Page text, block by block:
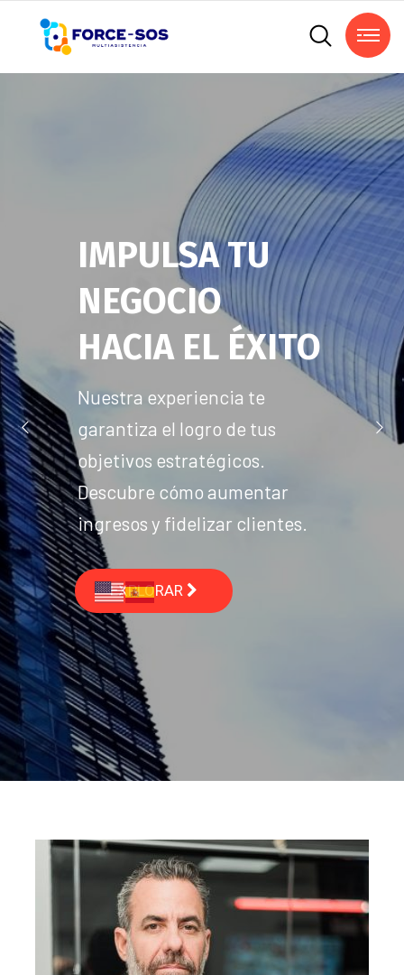
EXPLORAR
IMPULSA TU
NEGOCIO
HACIA EL ÉXITO
Nuestra experiencia te
garantiza el logro de tus
objetivos estratégicos.
Descubre cómo aumentar
ingresos y fidelizar clientes.